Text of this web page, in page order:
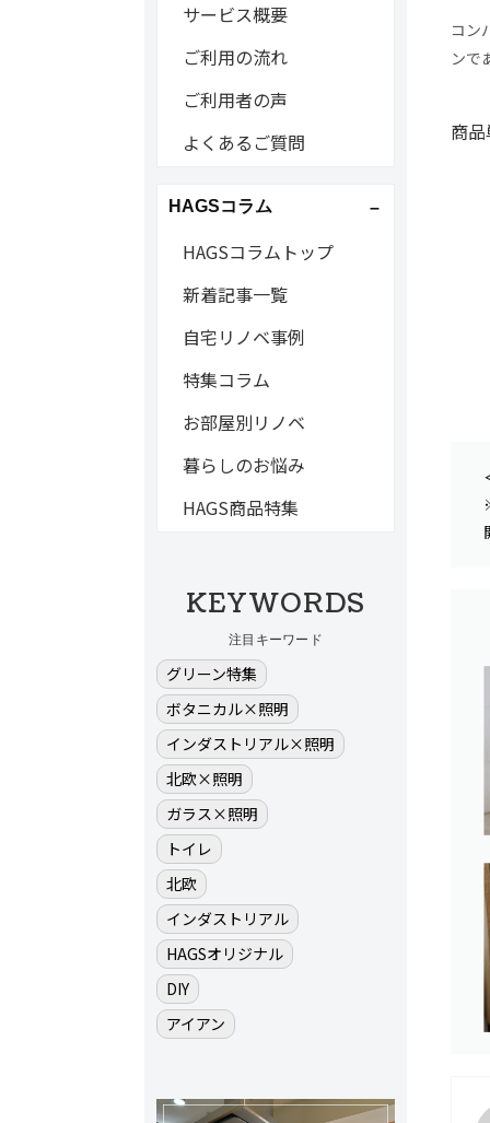
コン
ンで
商
サービス概要
ご利用の流れ
ご利用者の声
よくあるご質問
HAGSコラム
HAGSコラムトップ
新着記事一覧
自宅リノベ事例
特集コラム
お部屋別リノベ
暮らしのお悩み
HAGS商品特集
KEYWORDS
注目キーワード
グリーン特集
ボタニカル×照明
インダストリアル×照明
北欧×照明
ガラス×照明
トイレ
北欧
インダストリアル
HAGSオリジナル
DIY
アイアン